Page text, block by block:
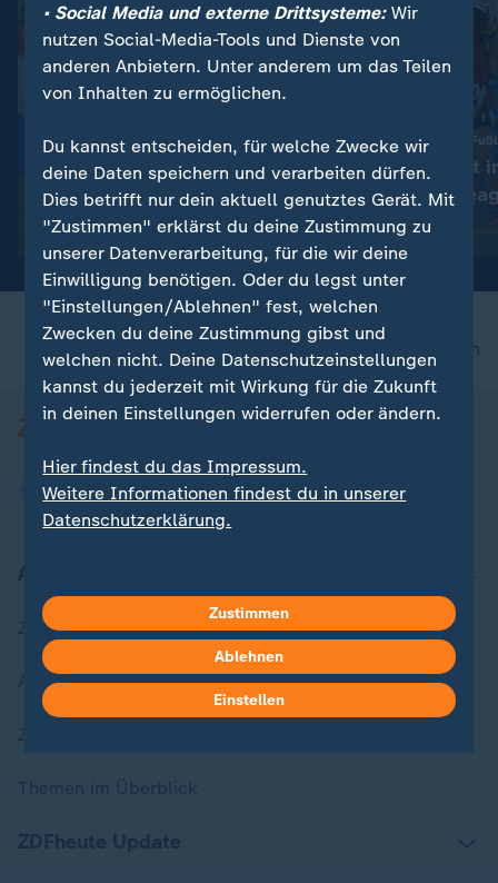
Nur Remis gegen Kaiserslautern:
2. Bundesliga: Wolfsburg
lässt zum Auftakt Punkte
liegen
Sieg gegen Malmös
Frankfurt steht
Champions-
Runde
mit Video0:59
nach oben
Zuletzt veröffentlicht
Aktuelle Sendungs-Videos
• Social Media und externe Drittsysteme:Wir
nutzen Social-Media-Tools und Dienste von
anderen Anbietern. Unter anderem um das Teilen
von Inhalten zu ermöglichen.
Du kannst entscheiden, für welche Zwecke wir
deine Daten speichern und verarbeiten dürfen.
Dies betrifft nur dein aktuell genutztes Gerät. Mit
"Zustimmen" erklärst du deine Zustimmung zu
unserer Datenverarbeitung, für die wir deine
Einwilligung benötigen. Oder du legst unter
"Einstellungen/Ablehnen" fest, welchen
Zwecken du deine Zustimmung gibst und
welchen nicht. Deine Datenschutzeinstellungen
kannst du jederzeit mit Wirkung für die Zukunft
in deinen Einstellungen widerrufen oder ändern.
Hier findest du das Impressum.
Weitere Informationen findest du in unserer
Datenschutzerklärung.
Zustimmen
Ablehnen
Einstellen